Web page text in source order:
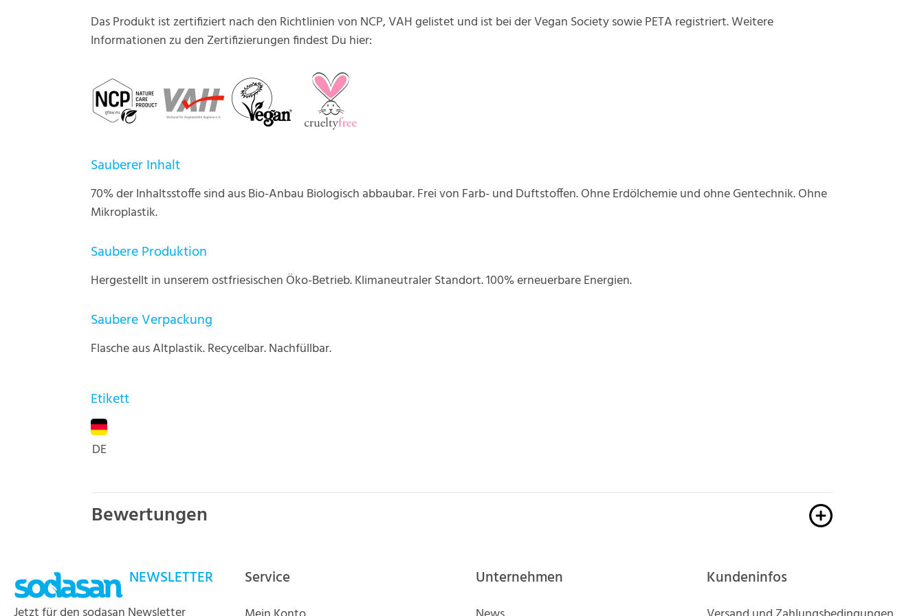
Das Produkt ist zertifiziert nach den Richtlinien von NCP, VAH gelistet und ist bei der Vegan Society sowie PETA registriert. Weitere
Informationen zu den Zertifizierungen findest Du hier:
Sauberer Inhalt
70% der Inhaltsstoffe sind aus Bio-Anbau Biologisch abbaubar. Frei von Farb- und Duftstoffen. Ohne Erdölchemie und ohne Gentechnik. Ohne
Mikroplastik.
Saubere Produktion
Hergestellt in unserem ostfriesischen Öko-Betrieb. Klimaneutraler Standort. 100% erneuerbare Energien.
Saubere Verpackung
Flasche aus Altplastik. Recycelbar. Nachfüllbar.
Etikett
DE
Bewertungen
NEWSLETTER Service Unternehmen Kundeninfos